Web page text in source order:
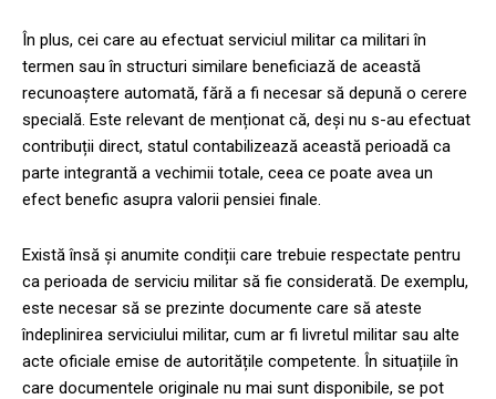
În plus, cei care au efectuat serviciul militar ca militari în
termen sau în structuri similare beneficiază de această
recunoaștere automată, fără a fi necesar să depună o cerere
specială. Este relevant de menționat că, deși nu s-au efectuat
contribuții direct, statul contabilizează această perioadă ca
parte integrantă a vechimii totale, ceea ce poate avea un
efect benefic asupra valorii pensiei finale.
Există însă și anumite condiții care trebuie respectate pentru
ca perioada de serviciu militar să fie considerată. De exemplu,
este necesar să se prezinte documente care să ateste
îndeplinirea serviciului militar, cum ar fi livretul militar sau alte
acte oficiale emise de autoritățile competente. În situațiile în
care documentele originale nu mai sunt disponibile, se pot